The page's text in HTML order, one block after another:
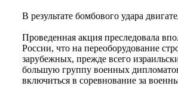
В результате бомбового удара
Проведенная акция преследовала
России, что на переоборудование
зарубежных, прежде всего
большую группу военных
включиться в соревнование за